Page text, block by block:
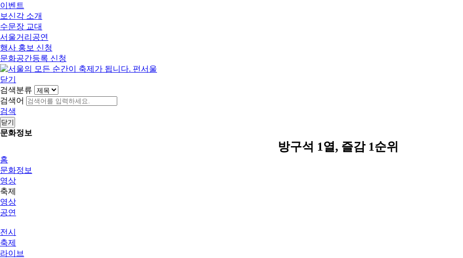
이벤트
보신각 소개
수문장 교대
서울거리공연
행사 홍보 신청
문화공간등록 신청
닫기
검색분류
검색어
검색
닫기
문화정보
방구석 1열, 즐감 1순위
홈
문화정보
영상
축제
영상
공연
전시
축제
라이브